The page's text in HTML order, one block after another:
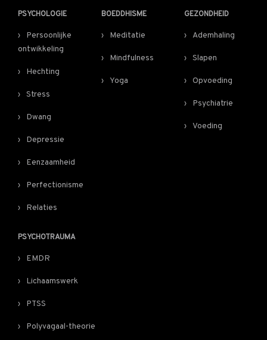
PSYCHOLOGIE
Persoonlijke
ontwikkeling
Hechting
Stress
Dwang
Depressie
Eenzaamheid
Perfectionisme
Relaties
BOEDDHISME
Meditatie
Mindfulness
Yoga
GEZONDHEID
Ademhaling
Slapen
Opvoeding
Psychiatrie
Voeding
PSYCHOTRAUMA
EMDR
Lichaamswerk
PTSS
Polyvagaal-theorie